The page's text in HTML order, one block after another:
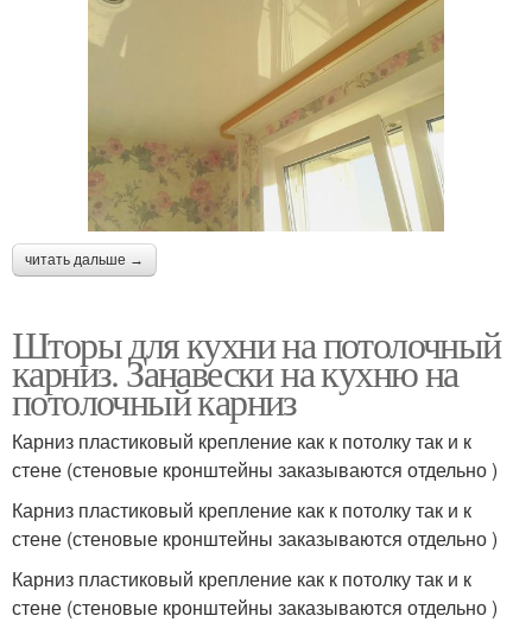
читать дальше →
Шторы для кухни на потолочный
карниз. Занавески на кухню на
потолочный карниз
Карниз пластиковый крепление как к потолку так и к
стене (стеновые кронштейны заказываются отдельно )
Карниз пластиковый крепление как к потолку так и к
стене (стеновые кронштейны заказываются отдельно )
Карниз пластиковый крепление как к потолку так и к
стене (стеновые кронштейны заказываются отдельно )